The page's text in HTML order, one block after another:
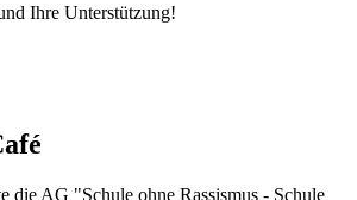
Ihre Unterstützung!
die AG "Schule ohne Rassismus - Schule